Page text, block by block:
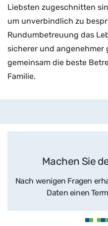
Liebsten zugeschnitten
um unverbindlich zu
Rundumbetreuung das
sicherer und angenehmer
gemeinsam die beste
Familie.
Machen Sie
Nach wenigen Fragen
Daten einen